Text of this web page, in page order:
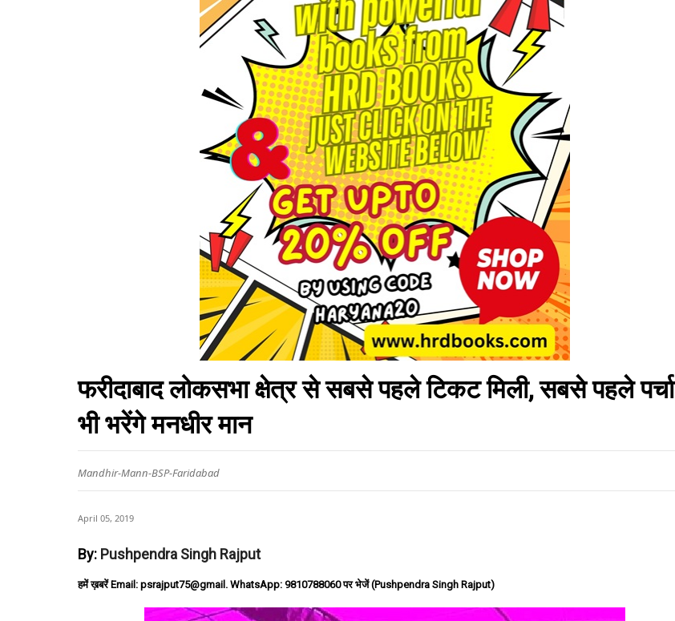
फरीदाबाद लोकसभा क्षेत्र से सबसे पहले टिकट मिली, सबसे पहले पर्चा
भी भरेंगे मनधीर मान
Mandhir-Mann-BSP-Faridabad
April 05, 2019
By: Pushpendra Singh Rajput
हमें ख़बरें Email: psrajput75@gmail. WhatsApp: 9810788060 पर भेजें (Pushpendra Singh Rajput)